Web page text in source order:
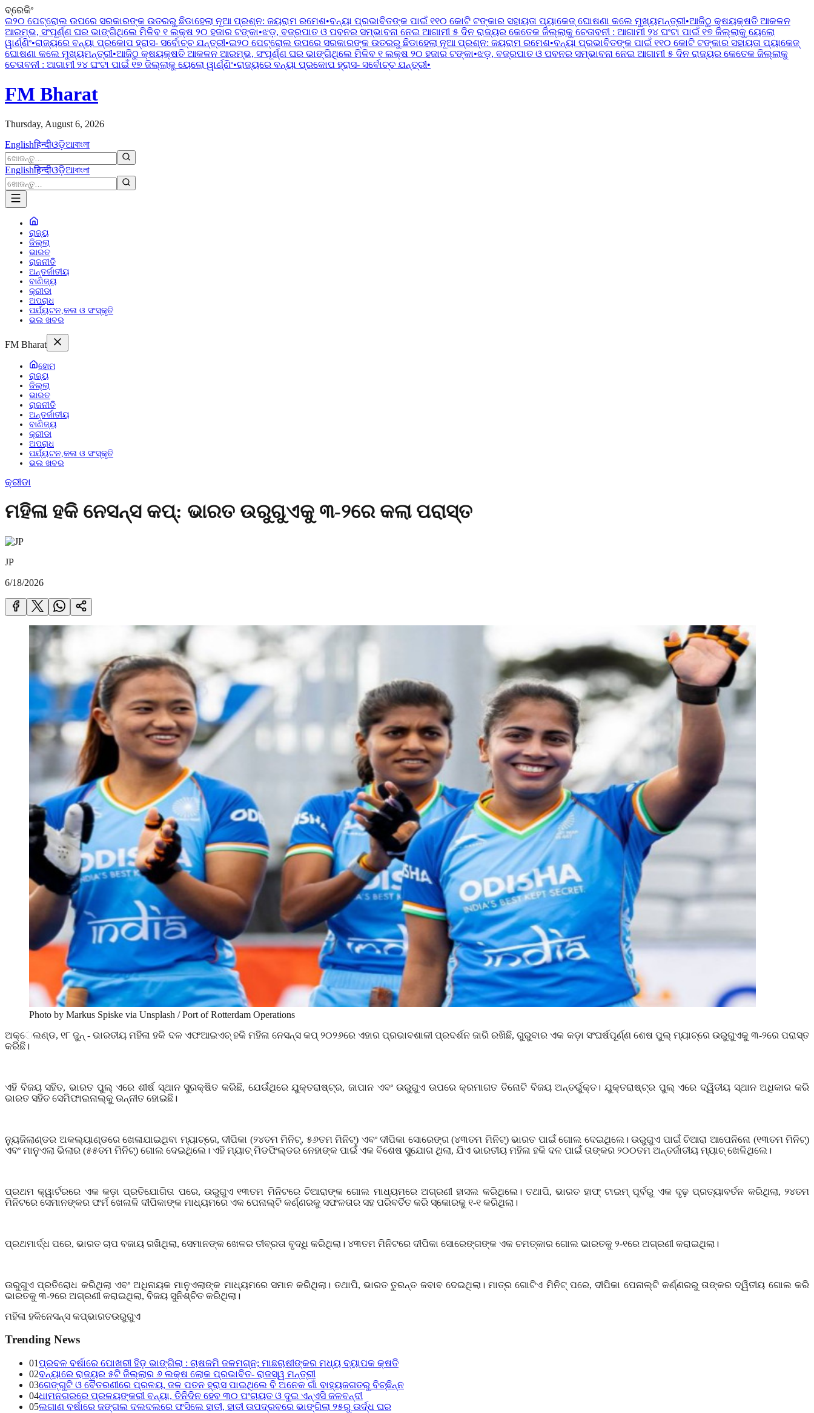
ବ୍ରେକିଂ
ଇ୨୦ ପେଟ୍ରୋଲ ଉପରେ ସରକାରଙ୍କ ଉତରରୁ ଛିଡାହେଲା ନୂଆ ପ୍ରଶ୍ନ: ଜୟରାମ ରମେଶ•ବନ୍ୟା ପ୍ରଭାବିତଙ୍କ ପାଇଁ ୧୧୦ କୋଟି ଟଙ୍କାର ସହାୟତା ପ୍ୟାକେଜ୍ ଘୋଷଣା କଲେ ମୁଖ୍ୟମନ୍ତ୍ରୀ•ଆଜିଠୁ କ୍ଷୟକ୍ଷତି ଆକଳନ
ଆରମ୍ଭ, ସଂପୂର୍ଣ୍ଣ ଘର ଭାଙ୍ଗିଥିଲେ ମିଳିବ ୧ ଲକ୍ଷ ୨୦ ହଜାର ଟଙ୍କା•ଝଡ଼, ବଜ୍ରପାତ ଓ ପବନର ସମ୍ଭାବନା ନେଇ ଆଗାମୀ ୫ ଦିନ ରାଜ୍ୟର କେତେକ ଜିଲ୍ଲାକୁ ଚେତାବନୀ : ଆଗାମୀ ୨୪ ଘଂଟା ପାଇଁ ୧୭ ଜିଲ୍ଲାକୁ ୟେଲୋ
ୱାର୍ଣ୍ଣିଂ•ରାଜ୍ୟରେ ବନ୍ୟା ପ୍ରକୋପ ହ୍ରାସ- ସର୍ବୋଚ୍ଚ ଯନ୍ତ୍ରୀ•ଇ୨୦ ପେଟ୍ରୋଲ ଉପରେ ସରକାରଙ୍କ ଉତରରୁ ଛିଡାହେଲା ନୂଆ ପ୍ରଶ୍ନ: ଜୟରାମ ରମେଶ•ବନ୍ୟା ପ୍ରଭାବିତଙ୍କ ପାଇଁ ୧୧୦ କୋଟି ଟଙ୍କାର ସହାୟତା ପ୍ୟାକେଜ୍
ଘୋଷଣା କଲେ ମୁଖ୍ୟମନ୍ତ୍ରୀ•ଆଜିଠୁ କ୍ଷୟକ୍ଷତି ଆକଳନ ଆରମ୍ଭ, ସଂପୂର୍ଣ୍ଣ ଘର ଭାଙ୍ଗିଥିଲେ ମିଳିବ ୧ ଲକ୍ଷ ୨୦ ହଜାର ଟଙ୍କା•ଝଡ଼, ବଜ୍ରପାତ ଓ ପବନର ସମ୍ଭାବନା ନେଇ ଆଗାମୀ ୫ ଦିନ ରାଜ୍ୟର କେତେକ ଜିଲ୍ଲାକୁ
ଚେତାବନୀ : ଆଗାମୀ ୨୪ ଘଂଟା ପାଇଁ ୧୭ ଜିଲ୍ଲାକୁ ୟେଲୋ ୱାର୍ଣ୍ଣିଂ•ରାଜ୍ୟରେ ବନ୍ୟା ପ୍ରକୋପ ହ୍ରାସ- ସର୍ବୋଚ୍ଚ ଯନ୍ତ୍ରୀ•
FM Bharat
Thursday, August 6, 2026
Englishहिन्दीଓଡ଼ିଆবাংলা
Englishहिन्दीଓଡ଼ିଆবাংলা
ରାଜ୍ୟ
ଜିଲ୍ଲା
ଭାରତ
ରାଜନୀତି
ଅନ୍ତର୍ଜାତୀୟ
ବାଣିଜ୍ୟ
କ୍ରୀଡା
ଅପରାଧ
ପର୍ଯ୍ୟଟନ,କଳା ଓ ସଂସ୍କୃତି
ଭଲ ଖବର
FM Bharat
ହୋମ
ରାଜ୍ୟ
ଜିଲ୍ଲା
ଭାରତ
ରାଜନୀତି
ଅନ୍ତର୍ଜାତୀୟ
ବାଣିଜ୍ୟ
କ୍ରୀଡା
ଅପରାଧ
ପର୍ଯ୍ୟଟନ,କଳା ଓ ସଂସ୍କୃତି
ଭଲ ଖବର
କ୍ରୀଡା
ମହିଳା ହକି ନେସନ୍ସ କପ୍: ଭାରତ ଉରୁଗୁଏକୁ ୩-୨ରେ କଲା ପରାସ୍ତ
JP
6/18/2026
Photo by Markus Spiske via Unsplash / Port of Rotterdam Operations
ଅକ୍େଲଣ୍ଡ,୧୮ ଜୁନ୍ - ଭାରତୀୟ ମହିଳା ହକି ଦଳ ଏଫଆଇଏଚ୍ ହକି ମହିଳା ନେସନ୍ସ କପ୍ ୨୦୨୬ରେ ଏହାର ପ୍ରଭାବଶାଳୀ ପ୍ରଦର୍ଶନ ଜାରି ରଖିଛି,ଗୁରୁବାର ଏକ କଡ଼ା ସଂଘର୍ଷପୂର୍ଣ୍ଣ ଶେଷ ପୁଲ୍ ମ୍ୟାଚ୍ରେ ଉରୁଗୁଏକୁ ୩-୨ରେ ପରାସ୍ତ
କରିଛି।
ଏହି ବିଜୟ ସହିତ, ଭାରତ ପୁଲ୍ ଏରେ ଶୀର୍ଷ ସ୍ଥାନ ସୁରକ୍ଷିତ କରିଛି, ଯେଉଁଥିରେ ଯୁକ୍ତରାଷ୍ଟ୍ର, ଜାପାନ ଏବଂ ଉରୁଗୁଏ ଉପରେ କ୍ରମାଗତ ତିନୋଟି ବିଜୟ ଅନ୍ତର୍ଭୁକ୍ତ। ଯୁକ୍ତରାଷ୍ଟ୍ର ପୁଲ୍ ଏରେ ଦ୍ୱିତୀୟ ସ୍ଥାନ ଅଧିକାର କରି
ଭାରତ ସହିତ ସେମିଫାଇନାଲ୍କୁ ଉନ୍ନୀତ ହୋଇଛି।
ନ୍ୟୁଜିଲାଣ୍ଡର ଅକଲ୍ୟାଣ୍ଡରେ ଖେଳାଯାଇଥିବା ମ୍ୟାଚ୍ରେ,ଦୀପିକା (୨୪ତମ ମିନିଟ୍, ୫୬ତମ ମିନିଟ୍) ଏବଂ ଦୀପିକା ସୋରେଙ୍ଗ (୪୩ତମ ମିନିଟ୍) ଭାରତ ପାଇଁ ଗୋଲ ଦେଇଥିଲେ। ଉରୁଗୁଏ ପାଇଁ ଚିଆରା ଆପେନିନୋ (୧୩ତମ ମିନିଟ୍)
ଏବଂ ମାନୁଏଲା ଭିଲାର (୫୫ତମ ମିନିଟ୍) ଗୋଲ ଦେଇଥିଲେ। ଏହି ମ୍ୟାଚ୍ ମିଡଫିଲ୍ଡର ନେହାଙ୍କ ପାଇଁ ଏକ ବିଶେଷ ସୁଯୋଗ ଥିଲା, ଯିଏ ଭାରତୀୟ ମହିଳା ହକି ଦଳ ପାଇଁ ତାଙ୍କର ୨୦୦ତମ ଅନ୍ତର୍ଜାତୀୟ ମ୍ୟାଚ୍ ଖେଳିଥିଲେ।
ପ୍ରଥମ କ୍ୱାର୍ଟରରେ ଏକ କଡ଼ା ପ୍ରତିଯୋଗିତା ପରେ,ଉରୁଗୁଏ ୧୩ତମ ମିନିଟରେ ଚିଆରାଙ୍କ ଗୋଲ ମାଧ୍ୟମରେ ଅଗ୍ରଣୀ ହାସଲ କରିଥିଲେ। ତଥାପି,ଭାରତ ହାଫ୍ ଟାଇମ୍ ପୂର୍ବରୁ ଏକ ଦୃଢ଼ ପ୍ରତ୍ୟାବର୍ତନ କରିଥିଲା,୨୪ତମ
ମିନିଟରେ ସେମାନଙ୍କର ଫର୍ମ ଖେଳାଳି ଦୀପିକାଙ୍କ ମାଧ୍ୟମରେ ଏକ ପେନାଲ୍ଟି କର୍ଣ୍ଣରକୁ ସଫଳତାର ସହ ପରିବର୍ତିତ କରି ସ୍କୋରକୁ ୧-୧ କରିଥିଲା।
ପ୍ରଥମାର୍ଦ୍ଧ ପରେ, ଭାରତ ଚାପ ବଜାୟ ରଖିଥିଲା, ସେମାନଙ୍କ ଖେଳର ତୀବ୍ରତା ବୃଦ୍ଧି କରିଥିଲା। ୪୩ତମ ମିନିଟରେ ଦୀପିକା ସୋରେଙ୍ଗଙ୍କ ଏକ ଚମତ୍କାର ଗୋଲ ଭାରତକୁ ୨-୧ରେ ଅଗ୍ରଣୀ କରାଇଥିଲା।
ଉରୁଗୁଏ ପ୍ରତିରୋଧ କରିଥିଲା ଏବଂ ଅଧିନାୟକ ମାନୁଏଲାଙ୍କ ମାଧ୍ୟମରେ ସମାନ କରିଥିଲା। ତଥାପି, ଭାରତ ତୁରନ୍ତ ଜବାବ ଦେଇଥିଲା। ମାତ୍ର ଗୋଟିଏ ମିନିଟ୍ ପରେ,ଦୀପିକା ପେନାଲ୍ଟି କର୍ଣ୍ଣରରୁ ତାଙ୍କର ଦ୍ୱିତୀୟ ଗୋଲ କରି
ଭାରତକୁ ୩-୨ରେ ଅଗ୍ରଣୀ କରାଇଥିଲା, ବିଜୟ ସୁନିଶ୍ଚିତ କରିଥିଲା।
ମହିଳା ହକିନେସନ୍ସ କପ୍ଭାରତଉରୁଗୁଏ
Trending News
01ପ୍ରବଳ ବର୍ଷାରେ ପୋଖରୀ ହିଡ଼ ଭାଙ୍ଗିଲା : ଚାଷଜମି ଜଳମଗ୍ନ; ମାଛଚାଷୀଙ୍କର ମଧ୍ୟ ବ୍ୟାପକ କ୍ଷତି
02ବନ୍ୟାରେ ରାଜ୍ୟର ୫ଟି ଜିଲ୍ଲାର ୬ ଲକ୍ଷ ଲୋକ ପ୍ରଭାବିତ- ରାଜସ୍ୱ ମନ୍ତ୍ରୀ
03ଗେଙ୍ଗୁଟି ଓ ବୈତରଣୀରେ ପ୍ରଳୟ, ଜଳ ପତନ ହ୍ରାସ ପାଇଥିଲେ ବି ଅନେକ ଗାଁ ବାହ୍ୟଜଗତରୁ ବିଚ୍ଛିନ୍ନ
04ଧାମନଗରରେ ପ୍ରଳୟଙ୍କରୀ ବନ୍ୟା, ତିନିଦିନ ହେବ ୩୦ ପଂଚାୟତ ଓ ଦୁଇ ଏନ୍ଏସି ଜଳବନ୍ଦୀ
05ଲଗାଣ ବର୍ଷାରେ ଜଙ୍ଗଲ ଦଲଦଲରେ ଫସିଲେ ହାତୀ, ହାତୀ ଉପଦ୍ରବରେ ଭାଙ୍ଗିଲା ୨୫ରୁ ଉର୍ଦ୍ଧ ଘର